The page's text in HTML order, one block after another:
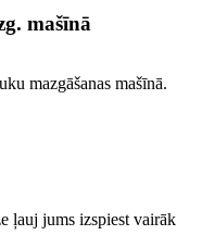
mašīnā
mazgāšanas mašīnā.
ļauj jums izspiest vairāk